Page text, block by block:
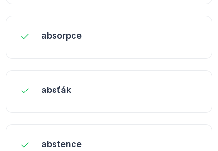
absorpce
absťák
abstence